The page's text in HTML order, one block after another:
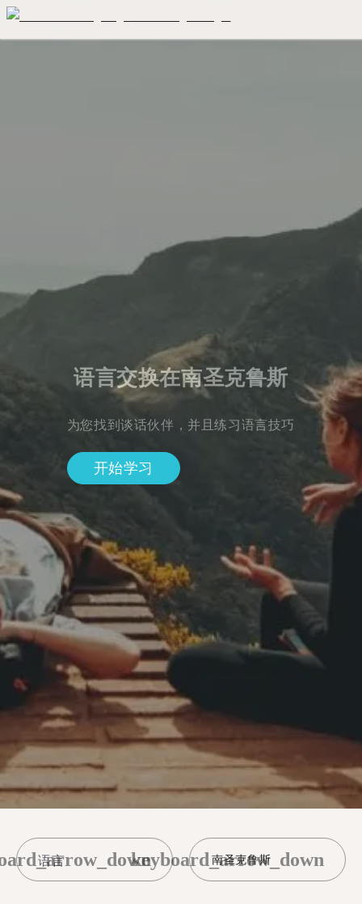
语言交换在南圣克鲁斯
为您找到谈话伙伴，并且练习语言技巧
开始学习
南圣克鲁斯
keyboard_arrow_down